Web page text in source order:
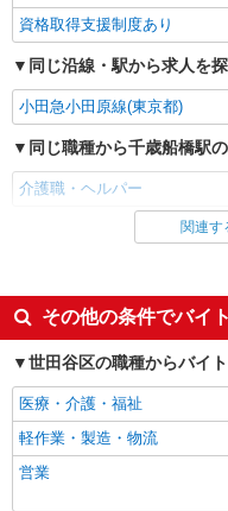
訪問入
時給1,507
アップ！
給与幅は
東京
キープ
正社員
SOMPOケア ラヴィーレ二
万円〜 【初任者研修・無資格】 月給：254,800円
年収例：345万円〜 ※
手当（月
手当を含
目まで
◎賞与：
時間外手
キープ
アルバイト パート
SOMPOケア ラヴィーレレ
介護ス
資格取得支援制度あり
同じ沿線・駅から求人を
小田急小田原線(東京都)
同じ職種から千歳船橋駅
介護職・ヘルパー
同じ雇用形態から千歳船
派遣社員
同じ特徴から千歳船橋駅
入社日応相談
Web面接OK
未経験歓迎
関連す
その他の条件でバイ
世田谷区の職種からバイ
医療・介護・福祉
軽作業・製造・物流
営業